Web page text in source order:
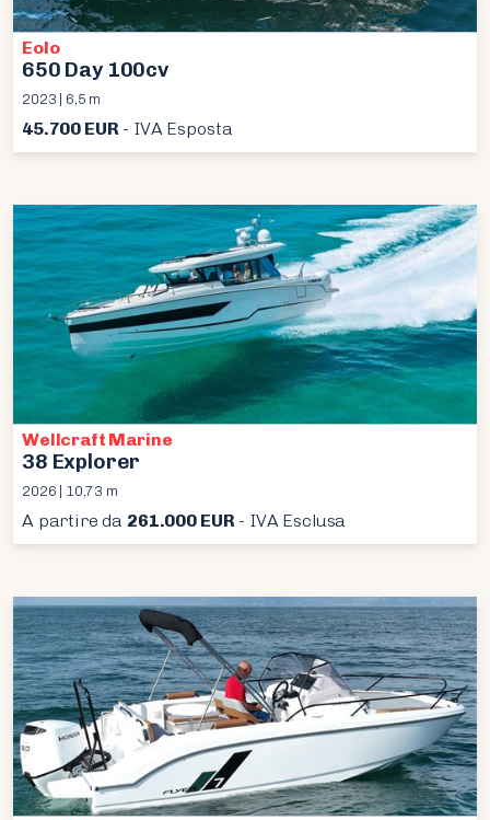
Eolo
650 Day 100cv
2023 | 6,5 m
45.700 EUR- IVA Esposta
Wellcraft Marine
38 Explorer
2026 | 10,73 m
A partire da 261.000 EUR- IVA Esclusa